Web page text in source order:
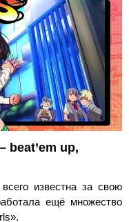
beat’em up,
известна за свою
ещё множество